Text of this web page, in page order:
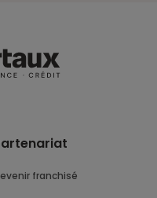
Devenir franchisé